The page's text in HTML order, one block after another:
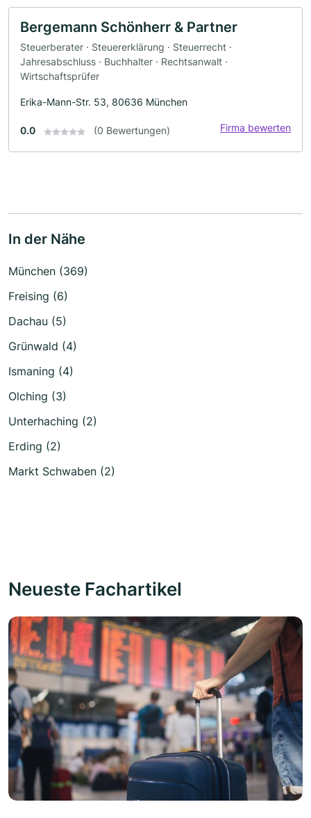
Bergemann Schönherr & Partner
Steuerberater · Steuererklärung · Steuerrecht ·
Jahresabschluss · Buchhalter · Rechtsanwalt ·
Wirtschaftsprüfer
Erika-Mann-Str. 53, 80636 München
0.0 (0 Bewertungen) Firma bewerten
In der Nähe
München (369)
Freising (6)
Dachau (5)
Grünwald (4)
Ismaning (4)
Olching (3)
Unterhaching (2)
Erding (2)
Markt Schwaben (2)
Neueste Fachartikel